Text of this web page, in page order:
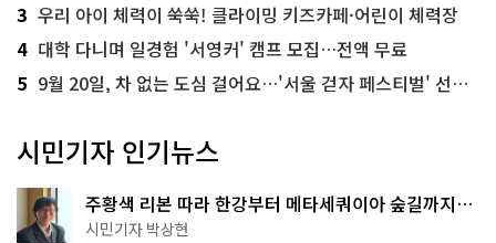
3 우리 아이 체력이 쑥쑥! 클라이밍 키즈카페·어린이 체력장
4 대학 다니며 일경험 '서영커' 캠프 모집…전액 무료
5 9월 20일, 차 없는 도심 걸어요…'서울 걷자 페스티벌' 선착순 5천명
시민기자 인기뉴스
주황색 리본 따라 한강부터 메타세쿼이아 숲길까지…
서울둘레길 15코스
시민기자 박상현